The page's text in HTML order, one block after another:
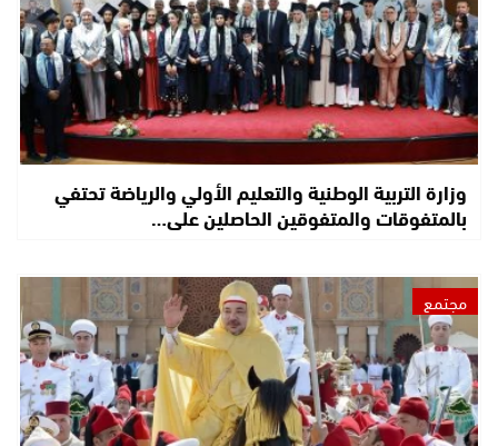
وزارة التربية الوطنية والتعليم الأولي والرياضة تحتفي
بالمتفوقات والمتفوقين الحاصلين على…
مجتمع